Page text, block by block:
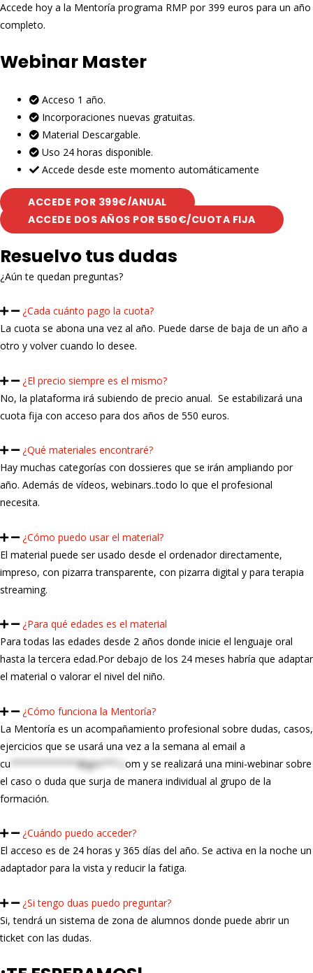
Accede hoy a la Mentoría programa RMP por 399 euros para un año
completo.
Webinar Master
Acceso 1 año.
Incorporaciones nuevas gratuitas.
Material Descargable.
Uso 24 horas disponible.
Accede desde este momento automáticamente
ACCEDE POR 399€/ANUAL
ACCEDE DOS AÑOS POR 550€/CUOTA FIJA
Resuelvo tus dudas
¿Aún te quedan preguntas?
¿Cada cuánto pago la cuota?
La cuota se abona una vez al año. Puede darse de baja de un año a
otro y volver cuando lo desee.
¿El precio siempre es el mismo?
No, la plataforma irá subiendo de precio anual. Se estabilizará una
cuota fija con acceso para dos años de 550 euros.
¿Qué materiales encontraré?
Hay muchas categorías con dossieres que se irán ampliando por
año. Además de vídeos, webinars..todo lo que el profesional
necesita.
¿Cómo puedo usar el material?
El material puede ser usado desde el ordenador directamente,
impreso, con pizarra transparente, con pizarra digital y para terapia
streaming.
¿Para qué edades es el material
Para todas las edades desde 2 años donde inicie el lenguaje oral
hasta la tercera edad.Por debajo de los 24 meses habría que adaptar
el material o valorar el nivel del niño.
¿Cómo funciona la Mentoría?
La Mentoría es un acompañamiento profesional sobre dudas, casos,
ejercicios que se usará una vez a la semana al email a
cu ************@gm***.c om y se realizará una mini-webinar sobre
el caso o duda que surja de manera individual al grupo de la
formación.
¿Cuándo puedo acceder?
El acceso es de 24 horas y 365 días del año. Se activa en la noche un
adaptador para la vista y reducir la fatiga.
¿Si tengo duas puedo preguntar?
Si, tendrá un sistema de zona de alumnos donde puede abrir un
ticket con las dudas.